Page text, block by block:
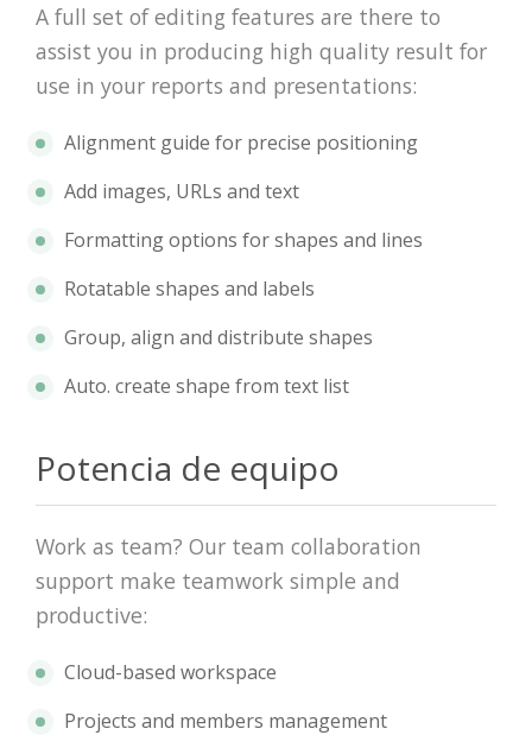
A full set of editing features are there to
assist you in producing high quality result for
use in your reports and presentations:
Alignment guide for precise positioning
Add images, URLs and text
Formatting options for shapes and lines
Rotatable shapes and labels
Group, align and distribute shapes
Auto. create shape from text list
Potencia de equipo
Work as team? Our team collaboration
support make teamwork simple and
productive:
Cloud-based workspace
Projects and members management